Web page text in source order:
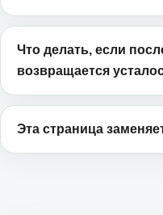
Что делать, если
возвращается
Эта страница